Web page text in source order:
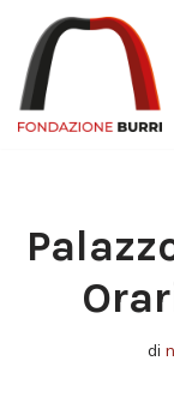
Vai
al
contenuto
di